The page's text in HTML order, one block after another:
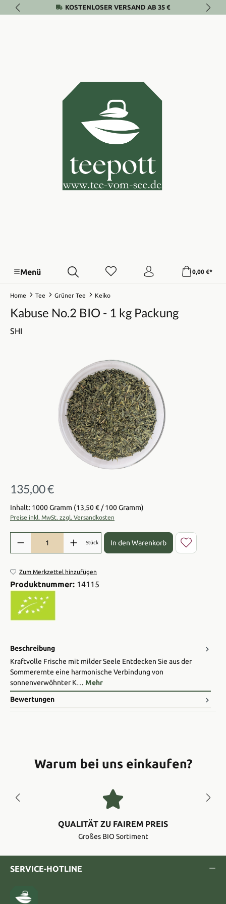
Zum Hauptinhalt springenKOSTENLOSER VERSAND AB 35 €
Menü 0,00 €*
Home Tee Grüner Tee Keiko
Kabuse No.2 BIO - 1 kg Packung
SHI
Bildergalerie überspringen
Regulärer Preis:
135,00 €
Inhalt: 1000 Gramm (13,50 € / 100 Gramm)
Preise inkl. MwSt. zzgl. Versandkosten
Produkt Anzahl: Gib den gewünschten Wert ein oder benutze die
Stück In den Warenkorb
Zum Merkzettel hinzufügen
Produktnummer: 14115
Beschreibung
Kraftvolle Frische mit milder Seele Entdecken Sie aus der
Sommerernte eine harmonische Verbindung von
sonnenverwöhnter K… Mehr
Bewertungen
Warum bei uns einkaufen?
QUALITÄT ZU FAIREM PREIS
Großes BIO Sortiment
SERVICE-HOTLINE